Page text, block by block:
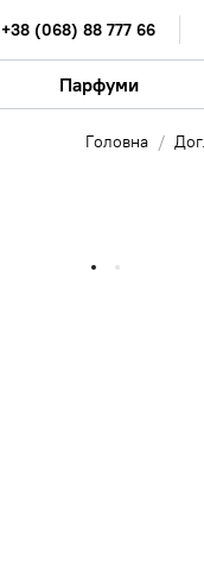
+38 (068) 88 777 66
Парфуми
Головна